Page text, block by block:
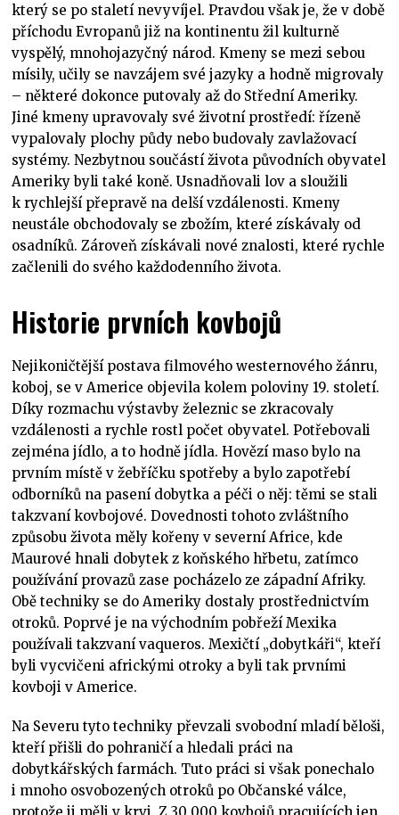
který se po staletí nevyvíjel. Pravdou však je, že v době
příchodu Evropanů již na kontinentu žil kulturně
vyspělý, mnohojazyčný národ. Kmeny se mezi sebou
mísily, učily se navzájem své jazyky a hodně migrovaly
– některé dokonce putovaly až do Střední Ameriky.
Jiné kmeny upravovaly své životní prostředí: řízeně
vypalovaly plochy půdy nebo budovaly zavlažovací
systémy. Nezbytnou součástí života původních obyvatel
Ameriky byli také koně. Usnadňovali lov a sloužili
k rychlejší přepravě na delší vzdálenosti. Kmeny
neustále obchodovaly se zbožím, které získávaly od
osadníků. Zároveň získávali nové znalosti, které rychle
začlenili do svého každodenního života.
Historie prvních kovbojů
Nejikoničtější postava filmového westernového žánru,
koboj, se v Americe objevila kolem poloviny 19. století.
Díky rozmachu výstavby železnic se zkracovaly
vzdálenosti a rychle rostl počet obyvatel. Potřebovali
zejména jídlo, a to hodně jídla. Hovězí maso bylo na
prvním místě v žebříčku spotřeby a bylo zapotřebí
odborníků na pasení dobytka a péči o něj: těmi se stali
takzvaní kovbojové. Dovednosti tohoto zvláštního
způsobu života měly kořeny v severní Africe, kde
Maurové hnali dobytek z koňského hřbetu, zatímco
používání provazů zase pocházelo ze západní Afriky.
Obě techniky se do Ameriky dostaly prostřednictvím
otroků. Poprvé je na východním pobřeží Mexika
používali takzvaní vaqueros. Mexičtí „dobytkáři“, kteří
byli vycvičeni africkými otroky a byli tak prvními
kovboji v Americe.
Na Severu tyto techniky převzali svobodní mladí běloši,
kteří přišli do pohraničí a hledali práci na
dobytkářských farmách. Tuto práci si však ponechalo
i mnoho osvobozených otroků po Občanské válce,